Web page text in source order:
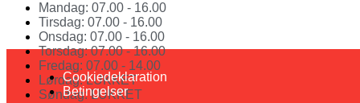
Mandag: 07.00 - 16.00
Tirsdag: 07.00 - 16.00
Onsdag: 07.00 - 16.00
Torsdag: 07.00 - 16.00
Fredag: 07.00 - 14.00
Lørdag: LUKKET
Søndag: LUKKET
Cookiedeklaration
Betingelser